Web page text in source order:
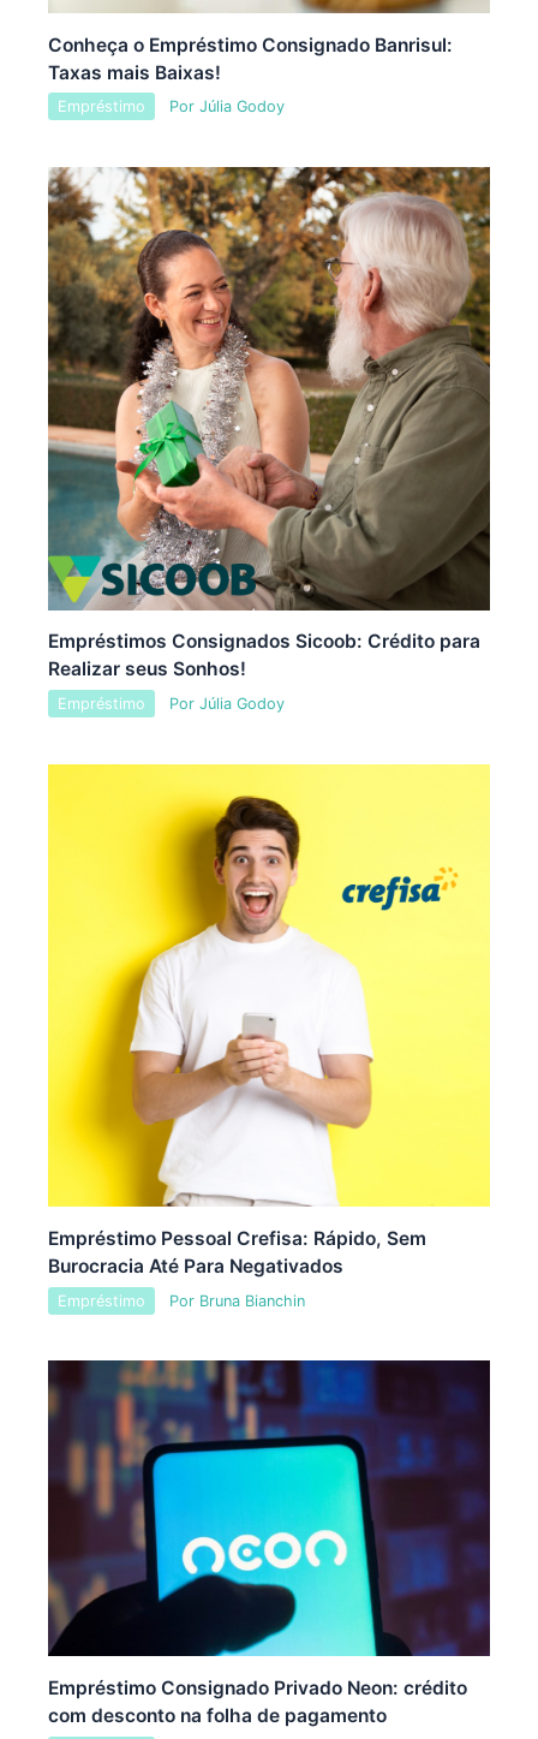
Conheça o Empréstimo Consignado Banrisul:
Taxas mais Baixas!
Empréstimo Por Júlia Godoy
Empréstimos Consignados Sicoob: Crédito para
Realizar seus Sonhos!
Empréstimo Por Júlia Godoy
Empréstimo Pessoal Crefisa: Rápido, Sem
Burocracia Até Para Negativados
Empréstimo Por Bruna Bianchin
Empréstimo Consignado Privado Neon: crédito
com desconto na folha de pagamento